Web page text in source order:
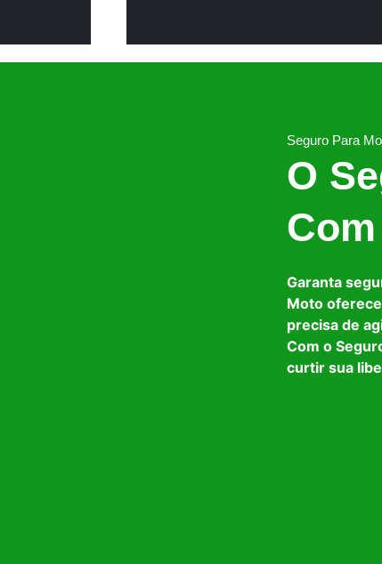
Seguro Para
O
Garanta
Moto
precisa de
Com o
curtir sua